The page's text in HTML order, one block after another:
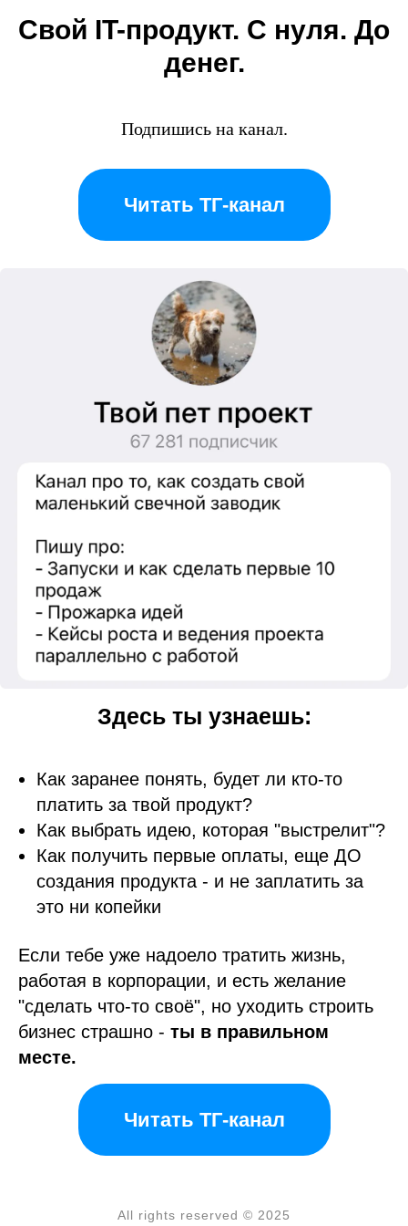
Свой IT-продукт. С нуля. До
денег.
Подпишись на канал.
Читать ТГ-канал
Здесь ты узнаешь:
Как заранее понять, будет ли кто-то
платить за твой продукт?
Как выбрать идею, которая "выстрелит"?
Как получить первые оплаты, еще ДО
создания продукта - и не заплатить за
это ни копейки
Если тебе уже надоело тратить жизнь,
работая в корпорации, и есть желание
"сделать что-то своё", но уходить строить
бизнес страшно - ты в правильном
месте.
Читать ТГ-канал
All rights reserved © 2025